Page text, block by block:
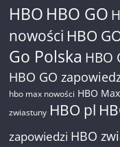
HBO HBO GO
nowości HBO
Go Polska HBO
HBO GO
hbo max nowości HBO
zwiastuny HBO pl
zapowiedzi HBO